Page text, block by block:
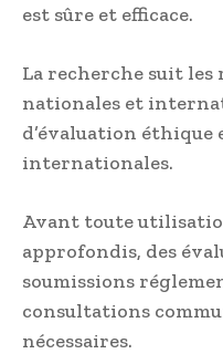
est sûre et efficace.
La recherche suit
nationales et
d’évaluation
internationales.
Avant toute
approfondis, des
soumissions
consultations
nécessaires.